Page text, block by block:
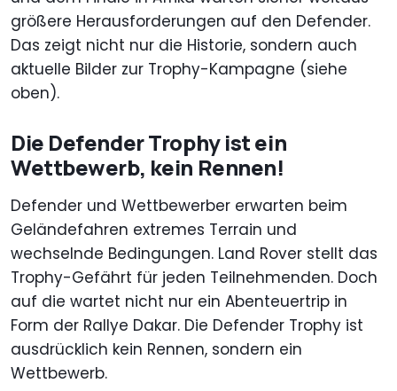
größere Herausforderungen auf den Defender.
Das zeigt nicht nur die Historie, sondern auch
aktuelle Bilder zur Trophy-Kampagne (siehe
oben).
Die Defender Trophy ist ein
Wettbewerb, kein Rennen!
Defender und Wettbewerber erwarten beim
Geländefahren extremes Terrain und
wechselnde Bedingungen. Land Rover stellt das
Trophy-Gefährt für jeden Teilnehmenden. Doch
auf die wartet nicht nur ein Abenteuertrip in
Form der Rallye Dakar. Die Defender Trophy ist
ausdrücklich kein Rennen, sondern ein
Wettbewerb.